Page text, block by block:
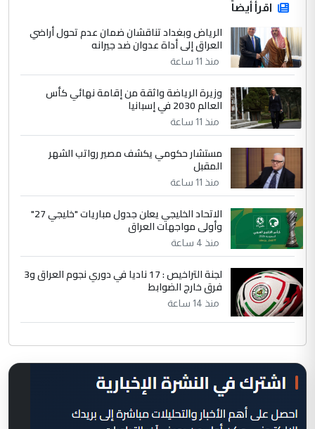
اقرأ أيضاً
الرياض وبغداد تناقشان ضمان عدم تحول أراضي
العراق إلى أداة عدوان ضد جيرانه
منذ 11 ساعة
وزيرة الرياضة واثقة من إقامة نهائي كأس
العالم 2030 في إسبانيا
منذ 11 ساعة
مستشار حكومي يكشف مصير رواتب الشهر
المقبل
منذ 11 ساعة
الاتحاد الخليجي يعلن جدول مباريات "خليجي 27"
وأولى مواجهات العراق
منذ 4 ساعة
لجنة التراخيص : 17 ناديا في دوري نجوم العراق و3
فرق خارج الضوابط
منذ 14 ساعة